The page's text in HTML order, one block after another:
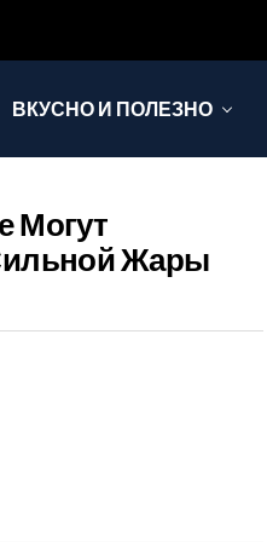
ВКУСНО И ПОЛЕЗНО
Могут
Жары